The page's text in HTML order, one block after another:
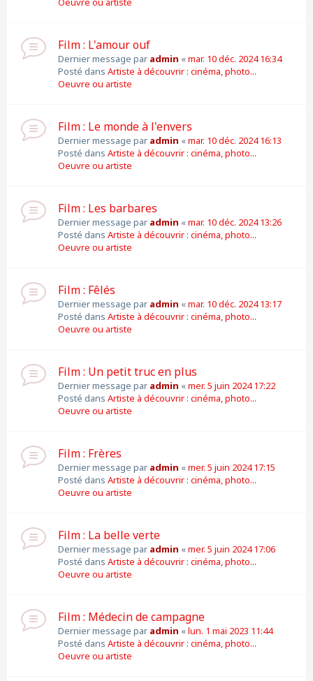
Film : L'amour ouf
Dernier message par admin «mar. 10 déc. 2024 16:34
Posté dans Artiste à découvrir : cinéma, photo...
Oeuvre ou artiste
Film : Le monde à l'envers
Dernier message par admin «mar. 10 déc. 2024 16:13
Posté dans Artiste à découvrir : cinéma, photo...
Oeuvre ou artiste
Film : Les barbares
Dernier message par admin «mar. 10 déc. 2024 13:26
Posté dans Artiste à découvrir : cinéma, photo...
Oeuvre ou artiste
Film : Fêlés
Dernier message par admin «mar. 10 déc. 2024 13:17
Posté dans Artiste à découvrir : cinéma, photo...
Oeuvre ou artiste
Film : Un petit truc en plus
Dernier message par admin «mer. 5 juin 2024 17:22
Posté dans Artiste à découvrir : cinéma, photo...
Oeuvre ou artiste
Film : Frères
Dernier message par admin «mer. 5 juin 2024 17:15
Posté dans Artiste à découvrir : cinéma, photo...
Oeuvre ou artiste
Film : La belle verte
Dernier message par admin «mer. 5 juin 2024 17:06
Posté dans Artiste à découvrir : cinéma, photo...
Oeuvre ou artiste
Film : Médecin de campagne
Dernier message par admin «lun. 1 mai 2023 11:44
Posté dans Artiste à découvrir : cinéma, photo...
Oeuvre ou artiste